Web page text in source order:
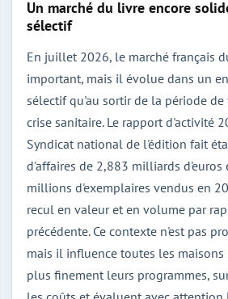
Un marché du livre encore
sélectif
En juillet 2026, le marché français
important, mais il évolue dans un
sélectif qu'au sortir de la période
crise sanitaire. Le rapport d'activité
Syndicat national de l'édition fait
d'affaires de 2,883 milliards d'euros
millions d'exemplaires vendus en
recul en valeur et en volume par
précédente. Ce contexte n'est pas
mais il influence toutes les
plus finement leurs programmes,